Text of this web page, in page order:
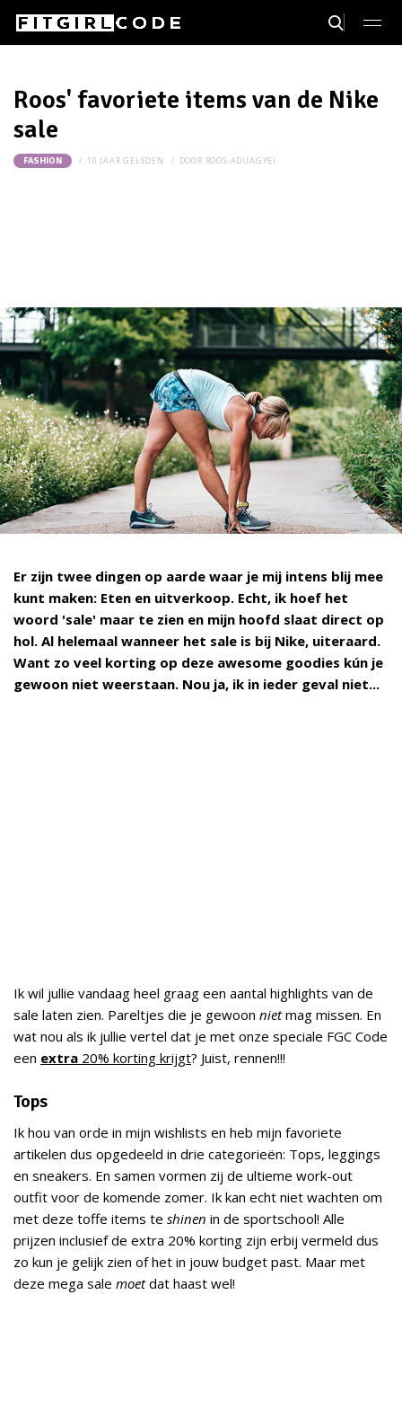
Roos' favoriete items van de Nike
sale
FASHION 10 JAAR GELEDEN DOOR ROOS-ADUAGYEI
Er zijn twee dingen op aarde waar je mij intens blij mee
kunt maken: Eten en uitverkoop. Echt, ik hoef het
woord 'sale' maar te zien en mijn hoofd slaat direct op
hol. Al helemaal wanneer het sale is bij Nike, uiteraard.
Want zo veel korting op deze awesome goodies kún je
gewoon niet weerstaan. Nou ja, ik in ieder geval niet...
Ik wil jullie vandaag heel graag een aantal highlights van de
sale laten zien. Pareltjes die je gewoon nietmag missen. En
wat nou als ik jullie vertel dat je met onze speciale FGC Code
een extra 20% korting krijgt? Juist, rennen!!!
Tops
Ik hou van orde in mijn wishlists en heb mijn favoriete
artikelen dus opgedeeld in drie categorieën: Tops, leggings
en sneakers. En samen vormen zij de ultieme work-out
outfit voor de komende zomer. Ik kan echt niet wachten om
met deze toffe items te shinen in de sportschool! Alle
prijzen inclusief de extra 20% korting zijn erbij vermeld dus
zo kun je gelijk zien of het in jouw budget past. Maar met
deze mega sale moetdat haast wel!